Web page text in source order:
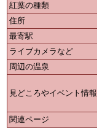
紅葉の種類
住所
最寄駅
ライブカメラなど
周辺の温泉
見どころやイベント情報
関連ページ